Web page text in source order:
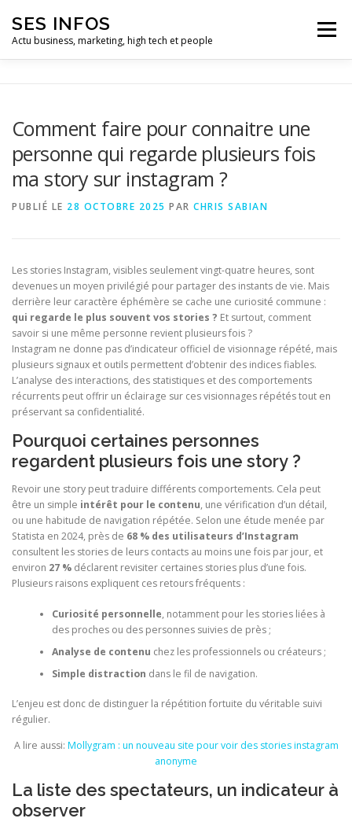
contenu
SES INFOS
Actu business, marketing, high tech et people
Menu
HIGH TECH ET INFORMATIQUE INFLUENCEURS
Comment faire pour connaitre une
personne qui regarde plusieurs fois
ma story sur instagram ?
PUBLIÉ LE 28 OCTOBRE 2025 PAR CHRIS SABIAN
Les stories Instagram, visibles seulement vingt-quatre heures, sont
devenues un moyen privilégié pour partager des instants de vie. Mais
derrière leur caractère éphémère se cache une curiosité commune :
qui regarde le plus souvent vos stories ? Et surtout, comment
savoir si une même personne revient plusieurs fois ?
Instagram ne donne pas d’indicateur officiel de visionnage répété, mais
plusieurs signaux et outils permettent d’obtenir des indices fiables.
L’analyse des interactions, des statistiques et des comportements
récurrents peut offrir un éclairage sur ces visionnages répétés tout en
préservant sa confidentialité.
Pourquoi certaines personnes
regardent plusieurs fois une story ?
Revoir une story peut traduire différents comportements. Cela peut
être un simple intérêt pour le contenu, une vérification d’un détail,
ou une habitude de navigation répétée. Selon une étude menée par
Statista en 2024, près de 68 % des utilisateurs d’Instagram
consultent les stories de leurs contacts au moins une fois par jour, et
environ 27 % déclarent revisiter certaines stories plus d’une fois.
Plusieurs raisons expliquent ces retours fréquents :
Curiosité personnelle, notamment pour les stories liées à
des proches ou des personnes suivies de près ;
Analyse de contenu chez les professionnels ou créateurs ;
Simple distraction dans le fil de navigation.
L’enjeu est donc de distinguer la répétition fortuite du véritable suivi
régulier.
A lire aussi: Mollygram : un nouveau site pour voir des stories instagram
anonyme
La liste des spectateurs, un indicateur à
observer